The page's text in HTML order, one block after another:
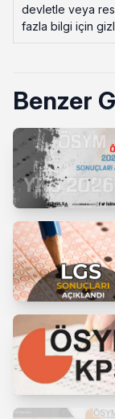
devletle veya
fazla bilgi için
Benzer